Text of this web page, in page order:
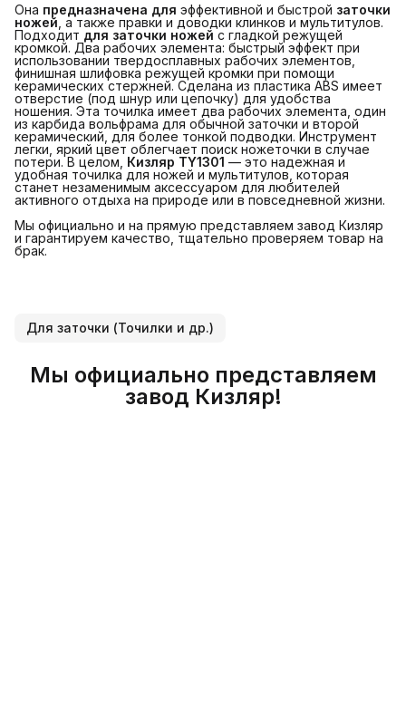
Она предназначена для эффективной и быстрой заточки
ножей , а также правки и доводки клинков и мультитулов.
Подходит для заточки ножей с гладкой режущей
кромкой. Два рабочих элемента: быстрый эффект при
использовании твердосплавных рабочих элементов,
финишная шлифовка режущей кромки при помощи
керамических стержней. Сделана из пластика ABS имеет
отверстие (под шнур или цепочку) для удобства
ношения. Эта точилка имеет два рабочих элемента, один
из карбида вольфрама для обычной заточки и второй
керамический, для более тонкой подводки. Инструмент
легки, яркий цвет облегчает поиск ножеточки в случае
потери. В целом, Кизляр TY1301 — это надежная и
удобная точилка для ножей и мультитулов, которая
станет незаменимым аксессуаром для любителей
активного отдыха на природе или в повседневной жизни.
Мы официально и на прямую представляем завод Кизляр
и гарантируем качество, тщательно проверяем товар на
брак.
Для заточки (Точилки и др.)
Мы официально представляем
завод Кизляр!